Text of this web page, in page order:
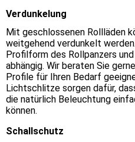
Verdunkelung
Mit geschlossenen Rollläden
weitgehend verdunkelt
Profilform des Rollpanzers
abhängig. Wir beraten Sie
Profile für Ihren Bedarf
Lichtschlitze sorgen dafür,
die natürlich Beleuchtung
können.
Schallschutz